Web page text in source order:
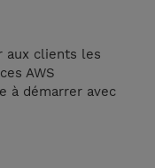
aux clients les
AWS
à démarrer avec